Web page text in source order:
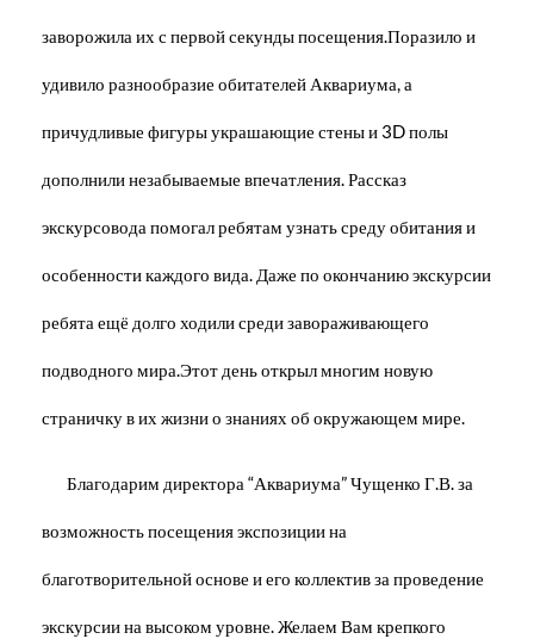
заворожила их с первой секунды посещения.Поразило и
удивило разнообразие обитателей Аквариума, а
причудливые фигуры украшающие стены и 3D полы
дополнили незабываемые впечатления. Рассказ
экскурсовода помогал ребятам узнать среду обитания и
особенности каждого вида. Даже по окончанию экскурсии
ребята ещё долго ходили среди завораживающего
подводного мира.Этот день открыл многим новую
страничку в их жизни о знаниях об окружающем мире.
Благодарим директора “Аквариума” Чущенко Г.В. за
возможность посещения экспозиции на
благотворительной основе и его коллектив за проведение
экскурсии на высоком уровне. Желаем Вам крепкого